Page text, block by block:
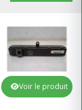
Voir le produit